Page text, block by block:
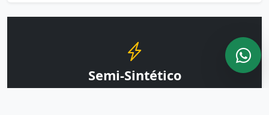
Semi-Sintético